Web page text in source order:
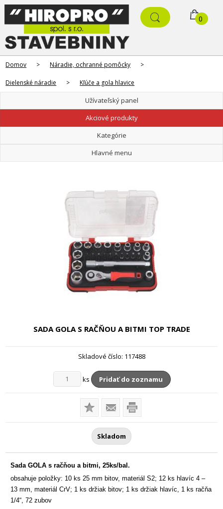
0
Domov > Náradie, ochranné pomôcky >
Dielenské náradie > Kľúče a gola hlavice
Užívateľský panel
Akciové produkty
Kategórie
Hlavné menu
SADA GOLA S RAČŇOU A BITMI TOP TRADE
Skladové číslo: 117488
ks Pridať do zoznamu
Skladom
Sada GOLA s račňou a bitmi, 25ks/bal.
obsahuje položky: 10 ks 25 mm bitov, materiál S2; 12 ks hlavíc 4 –
13 mm, materiál CrV; 1 ks držiak bitov; 1 ks držiak hlavíc, 1 ks račňa
1/4“, 72 zubov